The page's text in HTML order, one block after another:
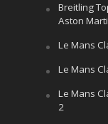
Breitling
Aston
Le Mans
Le Mans
Le Mans
2